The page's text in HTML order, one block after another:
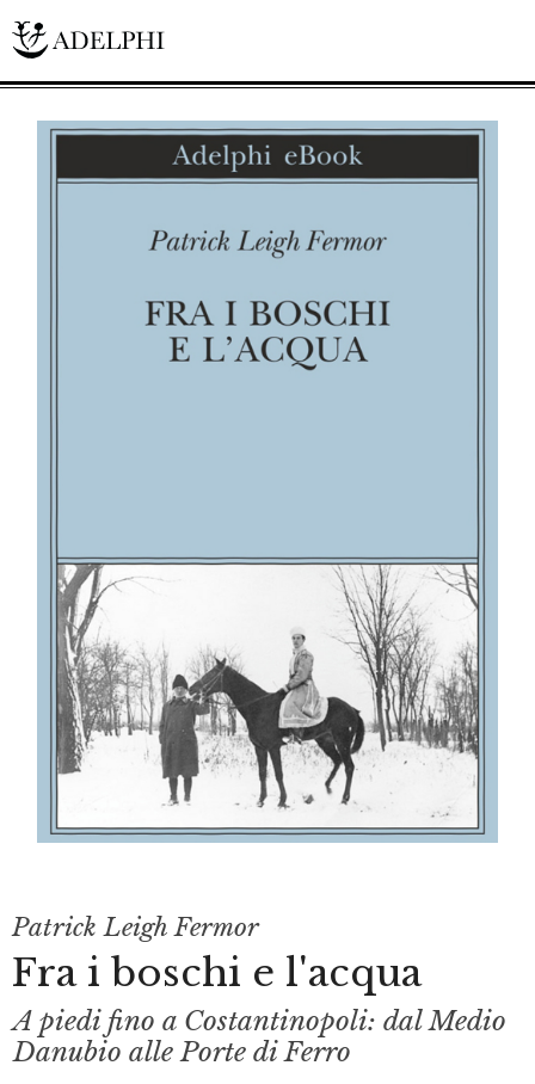
Patrick Leigh Fermor
Fra i boschi e l'acqua
A piedi fino a Costantinopoli: dal Medio
Danubio alle Porte di Ferro